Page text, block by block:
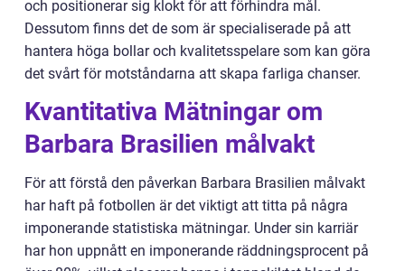
och positionerar sig klokt för att förhindra mål.
Dessutom finns det de som är specialiserade på att
hantera höga bollar och kvalitetsspelare som kan göra
det svårt för motståndarna att skapa farliga chanser.
Kvantitativa Mätningar om
Barbara Brasilien målvakt
För att förstå den påverkan Barbara Brasilien målvakt
har haft på fotbollen är det viktigt att titta på några
imponerande statistiska mätningar. Under sin karriär
har hon uppnått en imponerande räddningsprocent på